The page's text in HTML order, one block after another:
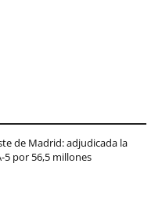
de Madrid: adjudicada la
5 por 56,5 millones